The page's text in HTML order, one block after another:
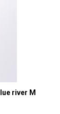
river M